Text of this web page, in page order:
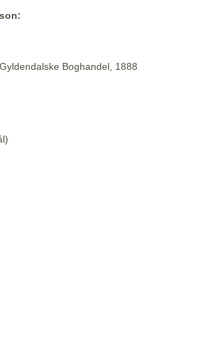
Boghandel, 1888